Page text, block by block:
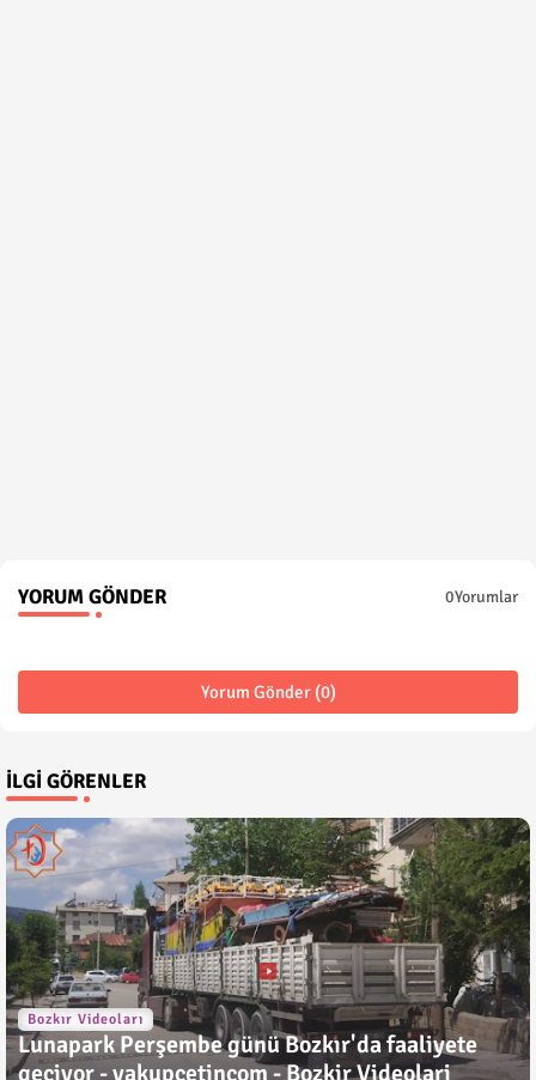
YORUM GÖNDER 0Yorumlar
Yorum Gönder (0)
İLGI GÖRENLER
Bozkır Videoları
Lunapark Perşembe günü Bozkır'da faaliyete
geçiyor - yakupcetincom - Bozkir Videolari